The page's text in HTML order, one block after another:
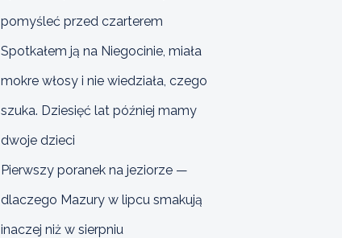
pomyśleć przed czarterem
Spotkałem ją na Niegocinie, miała
mokre włosy i nie wiedziała, czego
szuka. Dziesięć lat później mamy
dwoje dzieci
Pierwszy poranek na jeziorze —
dlaczego Mazury w lipcu smakują
inaczej niż w sierpniu